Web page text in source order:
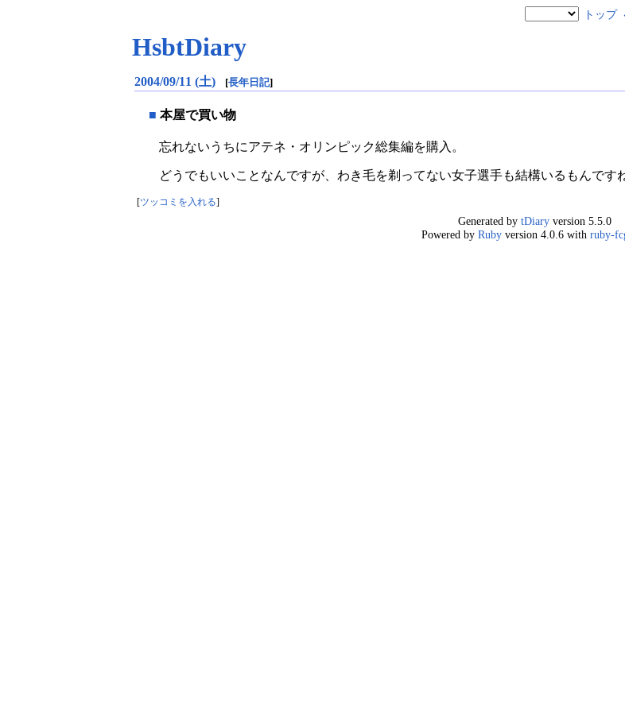
トップ
HsbtDiary
2004/09/11 (土) [長年日記]
■ 本屋で買い物
忘れないうちにアテネ・オリンピック総集編を購入。
どうでもいいことなんですが、わき毛を剃ってない女子選手も結構いるもんです
[ツッコミを入れる]
Generated by tDiaryversion 5.5.0
Powered by Ruby version 4.0.6 with ruby-